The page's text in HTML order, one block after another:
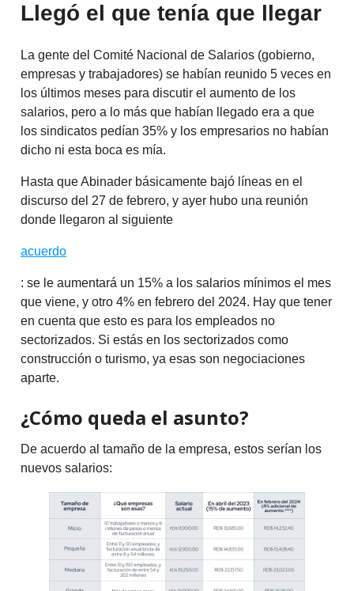
Llegó el que tenía que llegar
La gente del Comité Nacional de Salarios (gobierno,
empresas y trabajadores) se habían reunido 5 veces en
los últimos meses para discutir el aumento de los
salarios, pero a lo más que habían llegado era a que
los sindicatos pedían 35% y los empresarios no habían
dicho ni esta boca es mía.
Hasta que Abinader básicamente bajó líneas en el
discurso del 27 de febrero, y ayer hubo una reunión
donde llegaron al siguiente
acuerdo
: se le aumentará un 15% a los salarios mínimos el mes
que viene, y otro 4% en febrero del 2024. Hay que tener
en cuenta que esto es para los empleados no
sectorizados. Si estás en los sectorizados como
construcción o turismo, ya esas son negociaciones
aparte.
¿Cómo queda el asunto?
De acuerdo al tamaño de la empresa, estos serían los
nuevos salarios: